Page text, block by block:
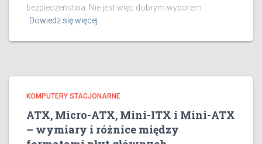
bezpieczeństwa. Nie jest więc dobrym wyborem
Dowiedz się więcej
KOMPUTERY STACJONARNE
ATX, Micro-ATX, Mini-ITX i Mini-ATX
– wymiary i różnice między